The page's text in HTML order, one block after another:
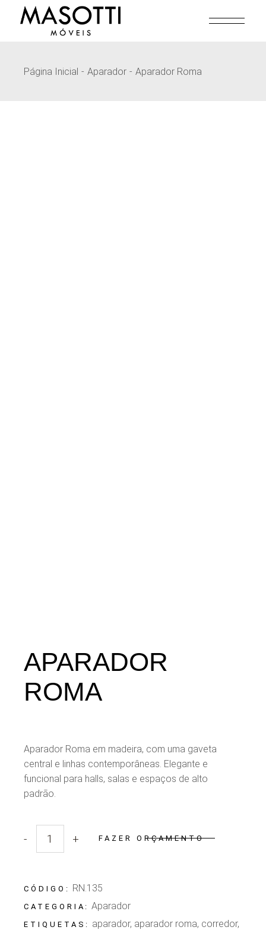
Página Inicial Aparador Aparador Roma
APARADOR
ROMA
Aparador Roma em madeira, com uma gaveta
central e linhas contemporâneas. Elegante e
funcional para halls, salas e espaços de alto
padrão.
Quantidade Aparador Roma
- + FAZER ORÇAMENTO
CÓDIGO: RN.135
CATEGORIA: Aparador
ETIQUETAS: aparador, aparador roma, corredor,